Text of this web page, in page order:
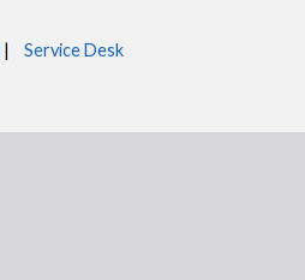
| Service Desk